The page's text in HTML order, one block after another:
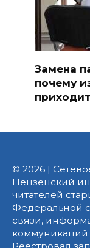
Замена
почему
© 2026 |
Пензенский
читателей
Федеральной
связи,
коммуникаций